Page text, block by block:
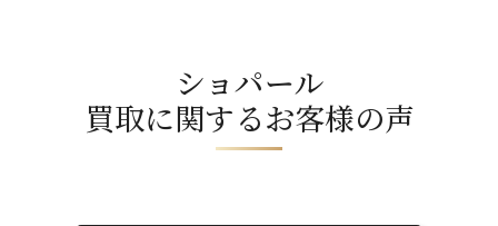
ショパール
買取に関するお客様の声